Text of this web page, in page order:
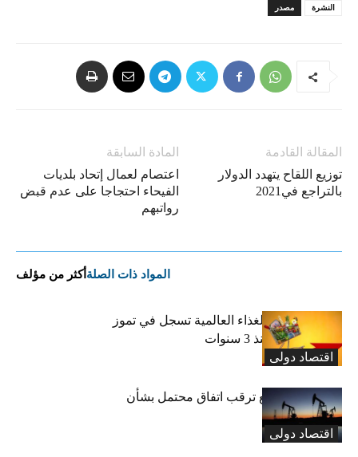
مصدر النشرة
المادة السابقة
اعتصام لعمال إتحاد بلديات
الفيحاء احتجاجا على عدم قبض
رواتبهم
المقالة القادمة
توزيع اللقاح يتهدد الدولار
بالتراجع في2021
المواد ذات الصلة أكثر من مؤلف
اقتصاد دولی
“الفاو”: أسعار الغذاء العالمية تسجل في تموز
أعلى مستوى منذ 3 سنوات
اقتصاد دولی
النفط يتراجع مع ترقب اتفاق محتمل بشأن
مضيق هرمز